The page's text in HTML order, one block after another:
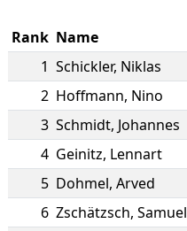
Rank Name
1 Schickler, Niklas
2 Hoffmann, Nino
3 Schmidt, Johannes
4 Geinitz, Lennart
5 Dohmel, Arved
6 Zschätzsch, Samuel